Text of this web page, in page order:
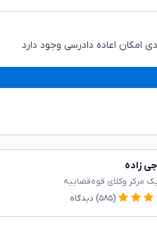
امکان اعاده دادرسی وجود دارد
زاده
مرکز وکلای قوه‌قضاییه
(۵۸۵) دیدگاه